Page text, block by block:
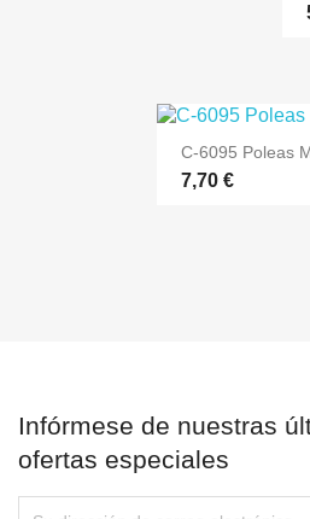
C-6095 Poleas
7,70 €
Infórmese de nuestras
ofertas especiales